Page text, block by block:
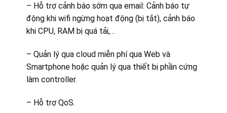
– Hỗ trợ cảnh báo sớm qua email: Cảnh báo tự
động khi wifi ngừng hoạt động (bị tắt), cảnh báo
khi CPU, RAM bị quá tải,…
– Quản lý qua cloud miễn phí qua Web và
Smartphone hoặc quản lý qua thiết bị phần cứng
làm controller.
– Hỗ trợ QoS.